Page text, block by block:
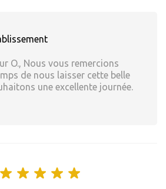
O., Nous vous remercions
de nous laisser cette belle
une excellente journée.